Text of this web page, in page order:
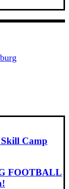
Camp
FOOTBALL